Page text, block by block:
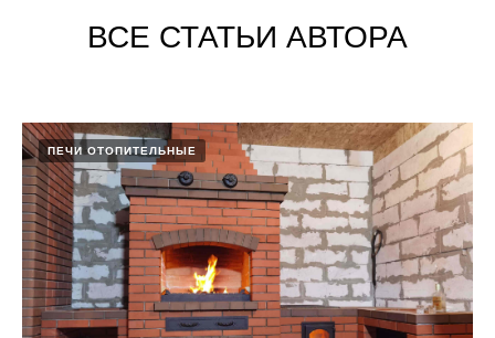
ВСЕ СТАТЬИ АВТОРА
ПЕЧИ ОТОПИТЕЛЬНЫЕ